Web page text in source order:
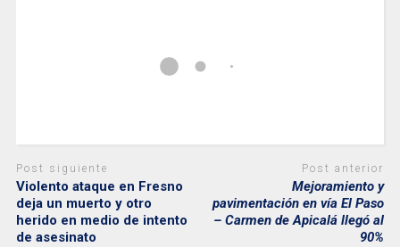
Post siguiente
Violento ataque en Fresno
deja un muerto y otro
herido en medio de intento
de asesinato
Post anterior
Mejoramiento y
pavimentación en vía El Paso
– Carmen de Apicalá llegó al
90%